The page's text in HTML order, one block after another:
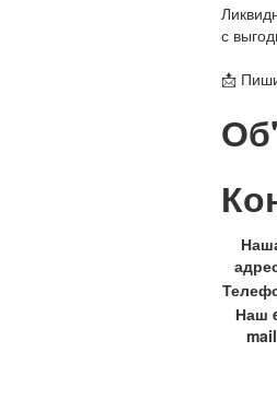
с
📩
Наш
mail